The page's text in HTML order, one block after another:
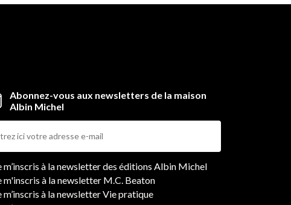
Abonnez-vous aux newsletters de la maison
Albin Michel
m’inscris à la newsletter des éditions Albin Michel
m'inscris à la newsletter M.C. Beaton
m’inscris à la newsletter Vie pratique